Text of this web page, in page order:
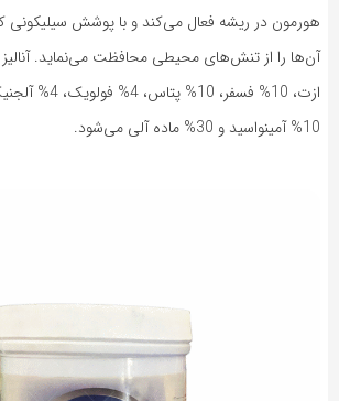
هورمون در ریشه فعال می‌کند و با پوشش سیلیکونی
10% آمینواسید و 30% ماده آلی می‌شود.